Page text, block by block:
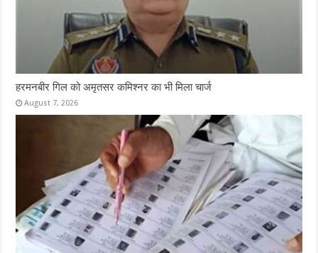
हरमनबीर गिल को अमृतसर कमिश्नर का भी मिला चार्ज
August 7, 2026